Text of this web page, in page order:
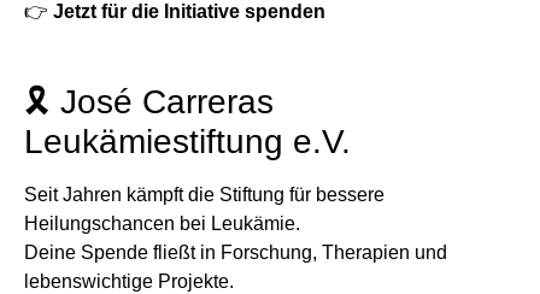
👉 Jetzt für die Initiative spenden
🎗️ José Carreras
Leukämiestiftung e.V.
Seit Jahren kämpft die Stiftung für bessere
Heilungschancen bei Leukämie.
Deine Spende fließt in Forschung, Therapien und
lebenswichtige Projekte.